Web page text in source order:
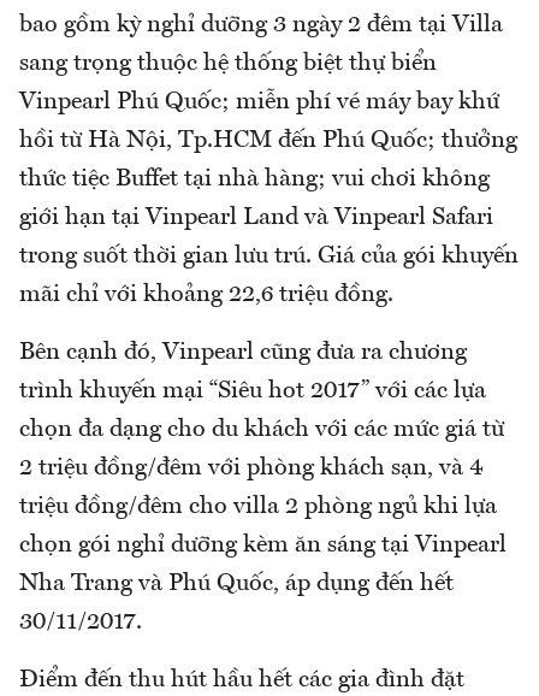
bao gồm kỳ nghỉ dưỡng 3 ngày 2 đêm tại Villa
sang trọng thuộc hệ thống biệt thự biển
Vinpearl Phú Quốc; miễn phí vé máy bay khứ
hồi từ Hà Nội, Tp.HCM đến Phú Quốc; thưởng
thức tiệc Buffet tại nhà hàng; vui chơi không
giới hạn tại Vinpearl Land và Vinpearl Safari
trong suốt thời gian lưu trú. Giá của gói khuyến
mãi chỉ với khoảng 22,6 triệu đồng.
Bên cạnh đó, Vinpearl cũng đưa ra chương
trình khuyến mại “Siêu hot 2017” với các lựa
chọn đa dạng cho du khách với các mức giá từ
2 triệu đồng/đêm với phòng khách sạn, và 4
triệu đồng/đêm cho villa 2 phòng ngủ khi lựa
chọn gói nghỉ dưỡng kèm ăn sáng tại Vinpearl
Nha Trang và Phú Quốc, áp dụng đến hết
30/11/2017.
Điểm đến thu hút hầu hết các gia đình đặt